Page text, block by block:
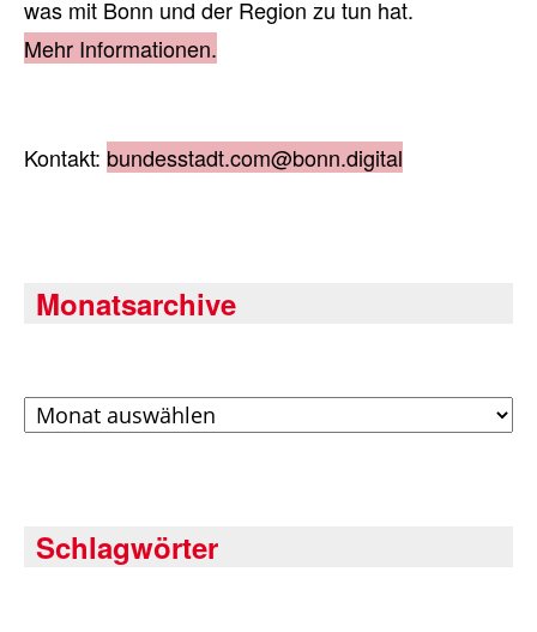
was mit Bonn und der Region zu tun hat.
Mehr Informationen.
Kontakt: bundesstadt.com@bonn.digital
Monatsarchive
Archiv
Schlagwörter